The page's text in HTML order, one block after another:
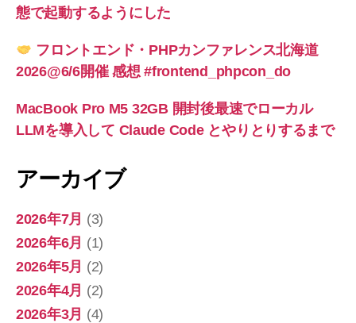
態で起動するようにした
フロントエンド・PHPカンファレンス北海道
2026@6/6開催 感想 #frontend_phpcon_do
MacBook Pro M5 32GB 開封後最速でローカル
LLMを導入して Claude Code とやりとりするまで
アーカイブ
2026年7月 (3)
2026年6月 (1)
2026年5月 (2)
2026年4月 (2)
2026年3月 (4)